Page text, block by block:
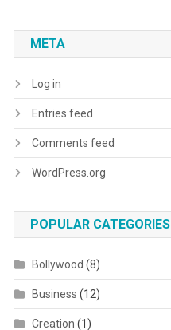
META
Log in
Entries feed
Comments feed
WordPress.org
POPULAR CATEGORIES
Bollywood (8)
Business (12)
Creation (1)